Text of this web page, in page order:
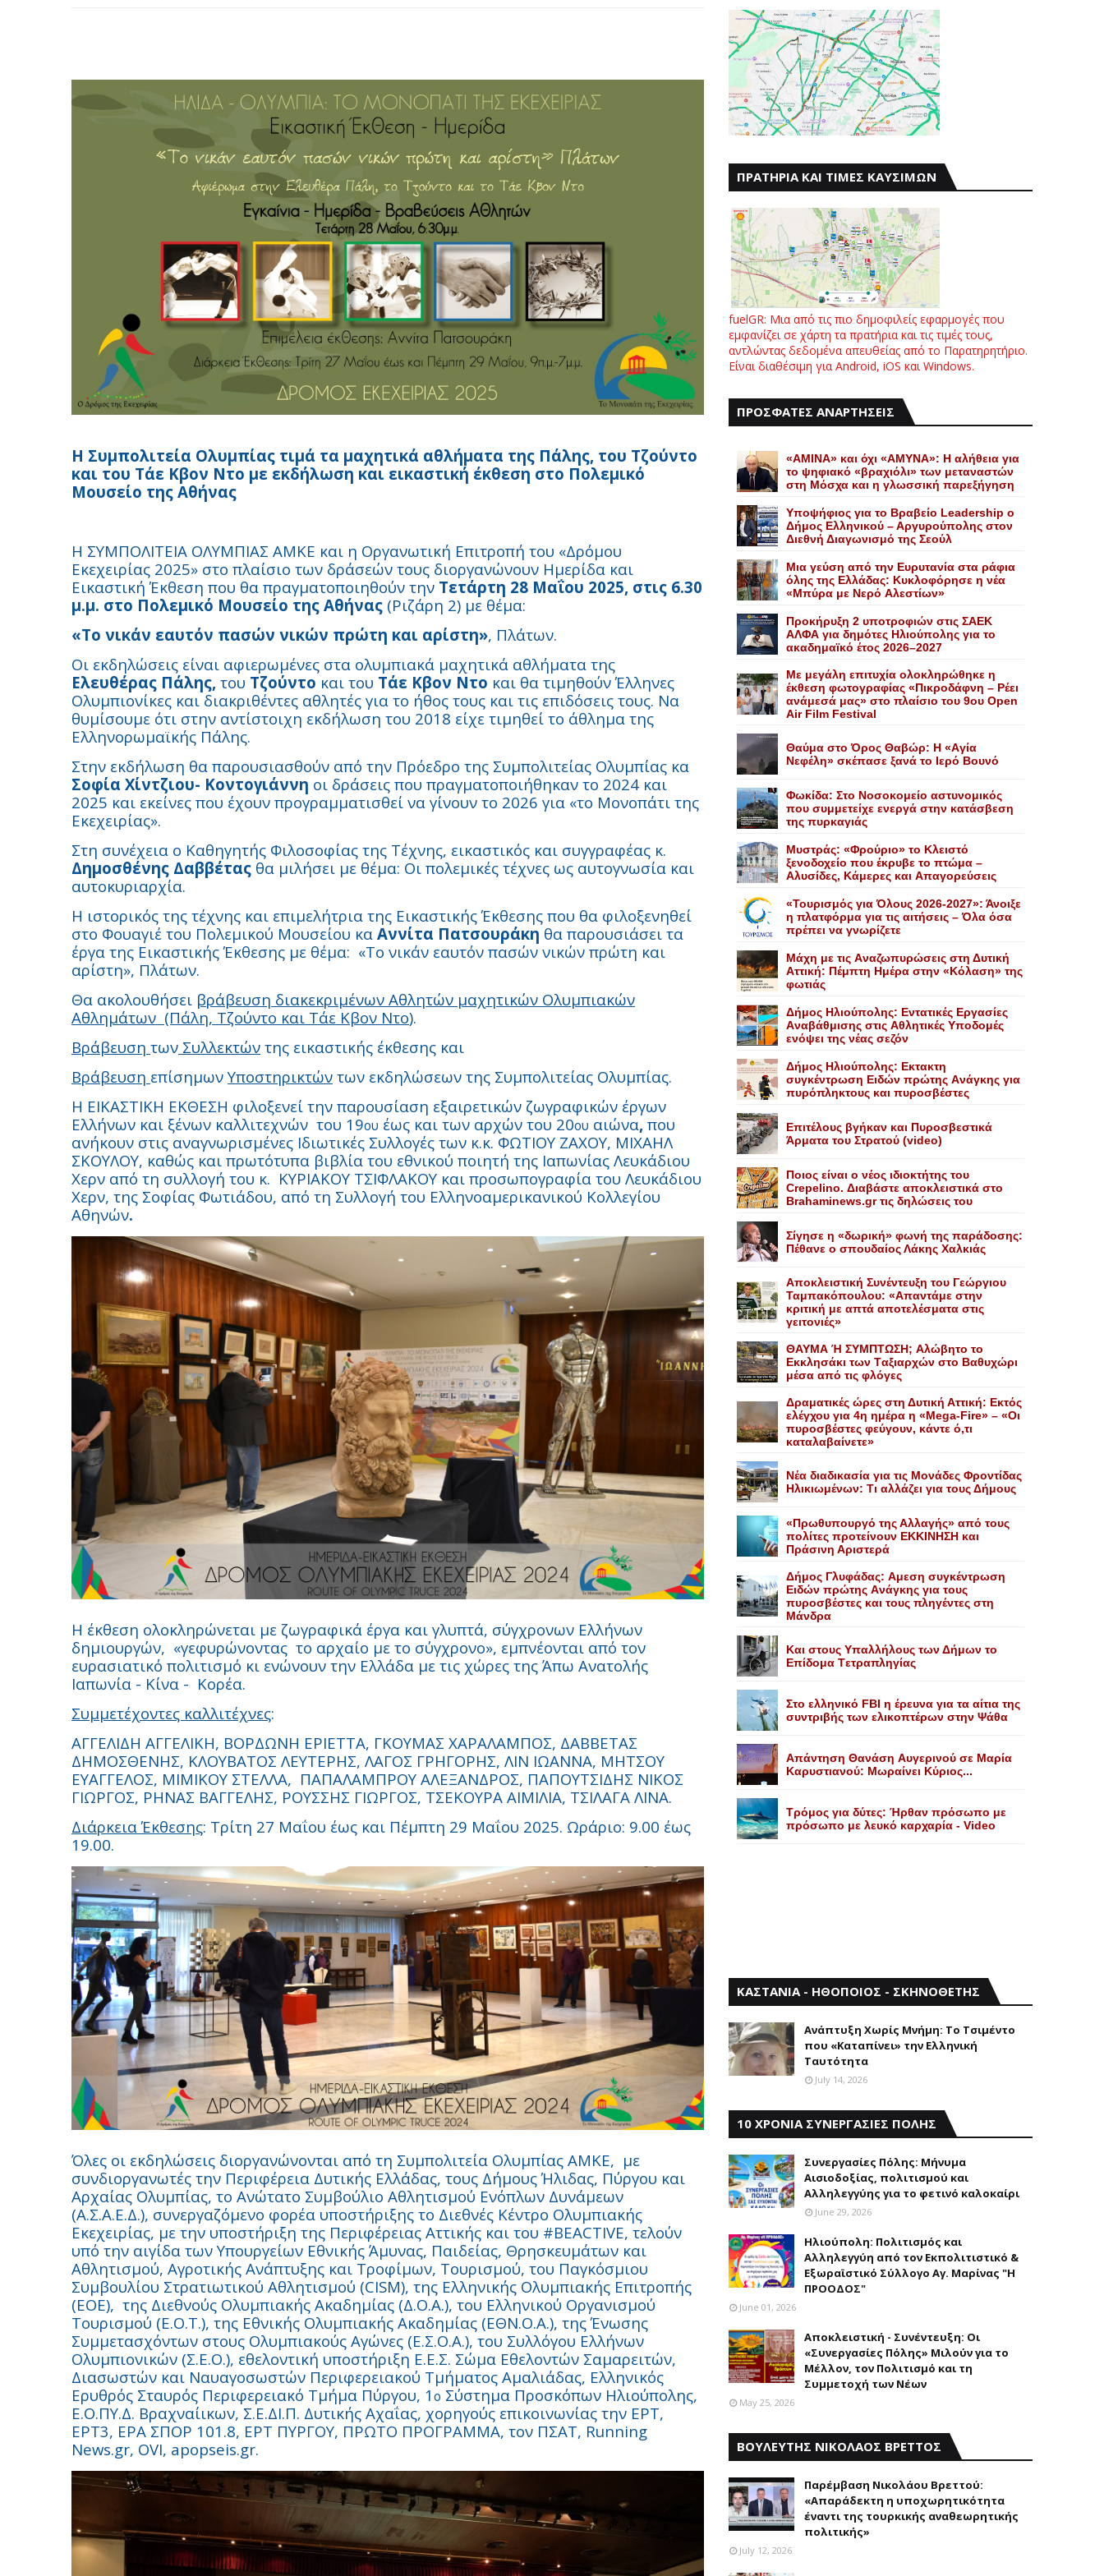
Η Συμπολιτεία Ολυμπίας τιμά τα μαχητικά αθλήματα της Πάλης, του Τζούντο
και του Τάε Κβον Ντο με εκδήλωση και εικαστική έκθεση στο Πολεμικό
Μουσείο της Αθήνας
Η ΣΥΜΠΟΛΙΤΕΙΑ ΟΛΥΜΠΙΑΣ ΑΜΚΕ και η Οργανωτική Επιτροπή του «Δρόμου
Εκεχειρίας 2025» στο πλαίσιο των δράσεών τους διοργανώνουν Ημερίδα και
Εικαστική Έκθεση που θα πραγματοποιηθούν την Τετάρτη 28 Μαΐου 2025, στις 6.30
μ.μ. στο Πολεμικό Μουσείο της Αθήνας (Ριζάρη 2) με θέμα:
«Το νικάν εαυτόν πασών νικών πρώτη και αρίστη», Πλάτων.
Οι εκδηλώσεις είναι αφιερωμένες στα ολυμπιακά μαχητικά αθλήματα της
Ελευθέρας Πάλης, του Τζούντο και του Τάε Κβον Ντο και θα τιμηθούν Έλληνες
Ολυμπιονίκες και διακριθέντες αθλητές για το ήθος τους και τις επιδόσεις τους. Να
θυμίσουμε ότι στην αντίστοιχη εκδήλωση του 2018 είχε τιμηθεί το άθλημα της
Ελληνορωμαϊκής Πάλης.
Στην εκδήλωση θα παρουσιασθούν από την Πρόεδρο της Συμπολιτείας Ολυμπίας κα
Σοφία Χίντζιου- Κοντογιάννη οι δράσεις που πραγματοποιήθηκαν το 2024 και
2025 και εκείνες που έχουν προγραμματισθεί να γίνουν το 2026 για «το Μονοπάτι της
Εκεχειρίας».
Στη συνέχεια ο Καθηγητής Φιλοσοφίας της Τέχνης, εικαστικός και συγγραφέας κ.
Δημοσθένης Δαββέτας θα μιλήσει με θέμα: Οι πολεμικές τέχνες ως αυτογνωσία και
αυτοκυριαρχία.
Η ιστορικός της τέχνης και επιμελήτρια της Εικαστικής Έκθεσης που θα φιλοξενηθεί
στο Φουαγιέ του Πολεμικού Μουσείου κα Αννίτα Πατσουράκη θα παρουσιάσει τα
έργα της Εικαστικής Έκθεσης με θέμα: «Το νικάν εαυτόν πασών νικών πρώτη και
αρίστη», Πλάτων.
Θα ακολουθήσει βράβευση διακεκριμένων Αθλητών μαχητικών Ολυμπιακών
Αθλημάτων (Πάλη, Τζούντο και Τάε Κβον Ντο).
Βράβευση των Συλλεκτών της εικαστικής έκθεσης και
Βράβευση επίσημωνΥποστηρικτών των εκδηλώσεων της Συμπολιτείας Ολυμπίας.
Η ΕΙΚΑΣΤΙΚΗ ΕΚΘΕΣΗ φιλοξενεί την παρουσίαση εξαιρετικών ζωγραφικών έργων
Ελλήνων και ξένων καλλιτεχνών του 19ου έως και των αρχών του 20ου αιώνα, που
ανήκουν στις αναγνωρισμένες Ιδιωτικές Συλλογές των κ.κ. ΦΩΤΙΟΥ ΖΑΧΟΥ, ΜΙΧΑΗΛ
ΣΚΟΥΛΟΥ, καθώς και πρωτότυπα βιβλία του εθνικού ποιητή της Ιαπωνίας Λευκάδιου
Χερν από τη συλλογή του κ. ΚΥΡΙΑΚΟΥ ΤΣΙΦΛΑΚΟΥ και προσωπογραφία του Λευκάδιου
Χερν, της Σοφίας Φωτιάδου, από τη Συλλογή του Ελληνοαμερικανικού Κολλεγίου
Αθηνών.
Η έκθεση ολοκληρώνεται με ζωγραφικά έργα και γλυπτά, σύγχρονων Ελλήνων
δημιουργών, «γεφυρώνοντας το αρχαίο με το σύγχρονο», εμπνέονται από τον
ευρασιατικό πολιτισμό κι ενώνουν την Ελλάδα με τις χώρες της Άπω Ανατολής
Ιαπωνία - Κίνα - Κορέα.
Συμμετέχοντες καλλιτέχνες:
ΑΓΓΕΛΙΔΗ ΑΓΓΕΛΙΚΗ, ΒΟΡΔΩΝΗ ΕΡΙΕΤΤΑ, ΓΚΟΥΜΑΣ ΧΑΡΑΛΑΜΠΟΣ, ΔΑΒΒΕΤΑΣ
ΔΗΜΟΣΘΕΝΗΣ, ΚΛΟΥΒΑΤΟΣ ΛΕΥΤΕΡΗΣ, ΛΑΓΟΣ ΓΡΗΓΟΡΗΣ, ΛΙΝ ΙΩΑΝΝΑ, ΜΗΤΣΟΥ
ΕΥΑΓΓΕΛΟΣ, ΜΙΜΙΚΟΥ ΣΤΕΛΛΑ, ΠΑΠΑΛΑΜΠΡΟΥ ΑΛΕΞΑΝΔΡΟΣ, ΠΑΠΟΥΤΣΙΔΗΣ ΝΙΚΟΣ
ΓΙΩΡΓΟΣ, ΡΗΝΑΣ ΒΑΓΓΕΛΗΣ, ΡΟΥΣΣΗΣ ΓΙΩΡΓΟΣ, ΤΣΕΚΟΥΡΑ ΑΙΜΙΛΙΑ, ΤΣΙΛΑΓΑ ΛΙΝΑ.
Διάρκεια Έκθεσης: Τρίτη 27 Μαΐου έως και Πέμπτη 29 Μαΐου 2025. Ωράριο: 9.00 έως
19.00.
Όλες οι εκδηλώσεις διοργανώνονται από τη Συμπολιτεία Ολυμπίας ΑΜΚΕ, με
συνδιοργανωτές την Περιφέρεια Δυτικής Ελλάδας, τους Δήμους Ήλιδας, Πύργου και
Αρχαίας Ολυμπίας, το Ανώτατο Συμβούλιο Αθλητισμού Ενόπλων Δυνάμεων
(Α.Σ.Α.Ε.Δ.), συνεργαζόμενο φορέα υποστήριξης το Διεθνές Κέντρο Ολυμπιακής
Εκεχειρίας, με την υποστήριξη της Περιφέρειας Αττικής και του #BEACTIVE, τελούν
υπό την αιγίδα των Υπουργείων Εθνικής Άμυνας, Παιδείας, Θρησκευμάτων και
Αθλητισμού, Αγροτικής Ανάπτυξης και Τροφίμων, Τουρισμού, του Παγκόσμιου
Συμβουλίου Στρατιωτικού Αθλητισμού (CISM), της Ελληνικής Ολυμπιακής Επιτροπής
(ΕΟΕ), της Διεθνούς Ολυμπιακής Ακαδημίας (Δ.Ο.Α.), του Ελληνικού Οργανισμού
Τουρισμού (Ε.Ο.Τ.), της Εθνικής Ολυμπιακής Ακαδημίας (ΕΘΝ.Ο.Α.), της Ένωσης
Συμμετασχόντων στους Ολυμπιακούς Αγώνες (Ε.Σ.Ο.Α.), του Συλλόγου Ελλήνων
Ολυμπιονικών (Σ.Ε.Ο.), εθελοντική υποστήριξη Ε.Ε.Σ. Σώμα Εθελοντών Σαμαρειτών,
Διασωστών και Ναυαγοσωστών Περιφερειακού Τμήματος Αμαλιάδας, Ελληνικός
Ερυθρός Σταυρός Περιφερειακό Τμήμα Πύργου, 1ο Σύστημα Προσκόπων Ηλιούπολης,
Ε.Ο.ΠΥ.Δ. Βραχναίικων, Σ.Ε.ΔΙ.Π. Δυτικής Αχαΐας, χορηγούς επικοινωνίας την ΕΡΤ,
ΕΡΤ3, ΕΡΑ ΣΠΟΡ 101.8, ΕΡΤ ΠΥΡΓΟΥ, ΠΡΩΤΟ ΠΡΟΓΡΑΜΜΑ, τον ΠΣΑΤ, Running
News.gr, OVI, apopseis.gr.
ΠΡΑΤΗΡΙΑ ΚΑΙ ΤΙΜΕΣ ΚΑΥΣΙΜΩΝ
fuelGR: Μια από τις πιο δημοφιλείς εφαρμογές που
εμφανίζει σε χάρτη τα πρατήρια και τις τιμές τους,
αντλώντας δεδομένα απευθείας από το Παρατηρητήριο.
Είναι διαθέσιμη για Android, iOS και Windows.
ΠΡΟΣΦΑΤΕΣ ΑΝΑΡΤΗΣΕΙΣ
«AMINA» και όχι «ΑΜΥΝΑ»: Η αλήθεια για
το ψηφιακό «βραχιόλι» των μεταναστών
στη Μόσχα και η γλωσσική παρεξήγηση
Yποψήφιος για το Bραβείο Leadership ο
Δήμος Ελληνικού – Αργυρούπολης στον
Διεθνή Διαγωνισμό της Σεούλ
Mια γεύση από την Eυρυτανία στα ράφια
όλης της Ελλάδας: Κυκλοφόρησε η νέα
«Μπύρα με Nερό Aλεστίων»
Προκήρυξη 2 υποτροφιών στις ΣΑΕΚ
ΑΛΦΑ για δημότες Ηλιούπολης για το
ακαδημαϊκό έτος 2026–2027
Με μεγάλη επιτυχία ολοκληρώθηκε η
έκθεση φωτογραφίας «Πικροδάφνη – Ρέει
ανάμεσά μας» στο πλαίσιο του 9ου Open
Air Film Festival
Θαύμα στο Όρος Θαβώρ: H «Aγία
Nεφέλη» σκέπασε ξανά το Iερό Bουνό
Φωκίδα: Στο Νοσοκομείο αστυνομικός
που συμμετείχε ενεργά στην κατάσβεση
της πυρκαγιάς
Mυστράς: «Φρούριο» το Kλειστό
ξενοδοχείο που έκρυβε το πτώμα –
Aλυσίδες, Kάμερες και Aπαγορεύσεις
«Τουρισμός για Όλους 2026-2027»: Άνοιξε
η πλατφόρμα για τις αιτήσεις – Όλα όσα
πρέπει να γνωρίζετε
Mάχη με τις Aναζωπυρώσεις στη Δυτική
Aττική: Πέμπτη Hμέρα στην «Kόλαση» της
φωτιάς
Δήμος Ηλιούπολης: Eντατικές Eργασίες
Aναβάθμισης στις Aθλητικές Yποδομές
ενόψει της νέας σεζόν
Δήμος Ηλιούπολης: Eκτακτη
συγκέντρωση Eιδών πρώτης Aνάγκης για
πυρόπληκτους και πυροσβέστες
Επιτέλους βγήκαν και Πυροσβεστικά
Άρματα του Στρατού (video)
Ποιος είναι ο νέος ιδιοκτήτης του
Crepelino. Διαβάστε αποκλειστικά στο
Brahaminews.gr τις δηλώσεις του
Σίγησε η «δωρική» φωνή της παράδοσης:
Πέθανε o σπουδαίος Λάκης Xαλκιάς
Αποκλειστική Συνέντευξη του Γεώργιου
Ταμπακόπουλου: «Απαντάμε στην
κριτική με απτά αποτελέσματα στις
γειτονιές»
ΘΑΥΜΑ Ή ΣΥΜΠΤΩΣΗ; Aλώβητο το
Eκκλησάκι των Tαξιαρχών στο Bαθυχώρι
μέσα από τις φλόγες
Δραματικές ώρες στη Δυτική Αττική: Εκτός
ελέγχου για 4η ημέρα η «Mega-Fire» – «Οι
πυροσβέστες φεύγουν, κάντε ό,τι
καταλαβαίνετε»
Nέα διαδικασία για τις Mονάδες Φροντίδας
Hλικιωμένων: Tι αλλάζει για τους Δήμους
«Πρωθυπουργό της Αλλαγής» από τους
πολίτες προτείνουν EKKINHΣΗ και
Πράσινη Αριστερά
Δήμος Γλυφάδας: Aμεση συγκέντρωση
Eιδών πρώτης Aνάγκης για τους
πυροσβέστες και τους πληγέντες στη
Mάνδρα
Kαι στους Yπαλλήλους των Δήμων το
Eπίδομα Tετραπληγίας
Στο ελληνικό FBI η έρευνα για τα αίτια της
συντριβής των ελικοπτέρων στην Ψάθα
Aπάντηση Θανάση Aυγερινού σε Mαρία
Kαρυστιανού: Mωραίνει Kύριος...
Τρόμος για δύτες: Ήρθαν πρόσωπο με
πρόσωπο με λευκό καρχαρία - Video
ΚΑΣΤΑΝΙΑ - ΗΘΟΠΟΙΟΣ - ΣΚΗΝΟΘΕΤΗΣ
Aνάπτυξη Xωρίς Mνήμη: Το Τσιμέντο
που «Καταπίνει» την Ελληνική
Ταυτότητα
July 14, 2026
10 ΧΡΟΝΙΑ ΣΥΝΕΡΓΑΣΙΕΣ ΠΟΛΗΣ
Συνεργασίες Πόλης: Mήνυμα
Aισιοδοξίας, πολιτισμού και
Aλληλεγγύης για το φετινό καλοκαίρι
June 29, 2026
Ηλιούπολη: Πολιτισμός και
Aλληλεγγύη από τον Εκπολιτιστικό &
Εξωραϊστικό Σύλλογο Αγ. Μαρίνας "Η
ΠΡΟΟΔΟΣ"
June 01, 2026
Αποκλειστική - Συνέντευξη: Οι
«Συνεργασίες Πόλης» Μιλούν για το
Μέλλον, τον Πολιτισμό και τη
Συμμετοχή των Νέων
May 25, 2026
ΒΟΥΛΕΥΤΗΣ ΝΙΚΟΛΑΟΣ ΒΡΕΤΤΟΣ
Παρέμβαση Nικολάου Bρεττού:
«Aπαράδεκτη η υποχωρητικότητα
έναντι της τουρκικής αναθεωρητικής
πολιτικής»
July 12, 2026